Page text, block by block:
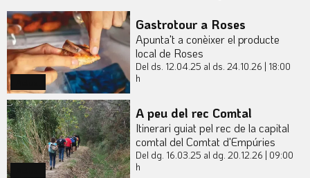
Gastrotour a Roses
Apunta't a conèixer el producte
local de Roses
Del ds. 12.04.25 al ds. 24.10.26 | 18:00
h
A peu del rec Comtal
Itinerari guiat pel rec de la capital
comtal del Comtat d'Empúries
Del dg. 16.03.25 al dg. 20.12.26 | 09:00
h